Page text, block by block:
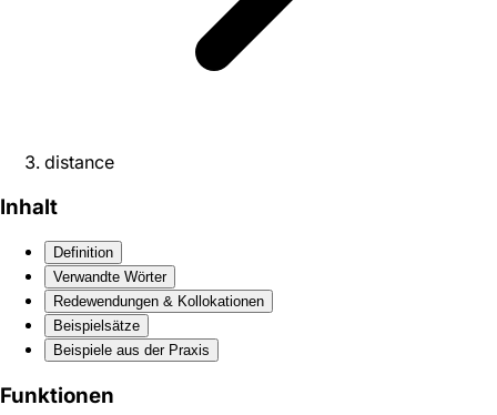
distance
Inhalt
Definition
Verwandte Wörter
Redewendungen & Kollokationen
Beispielsätze
Beispiele aus der Praxis
Funktionen